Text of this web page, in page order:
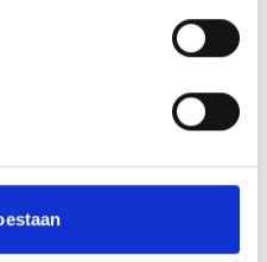
maar vooral
Elevate-X:
in het collectief.
hoe de ondernemers
om hun